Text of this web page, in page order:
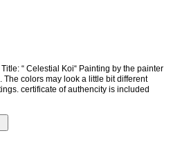
depending on your screen settings. certificate of authencity is included